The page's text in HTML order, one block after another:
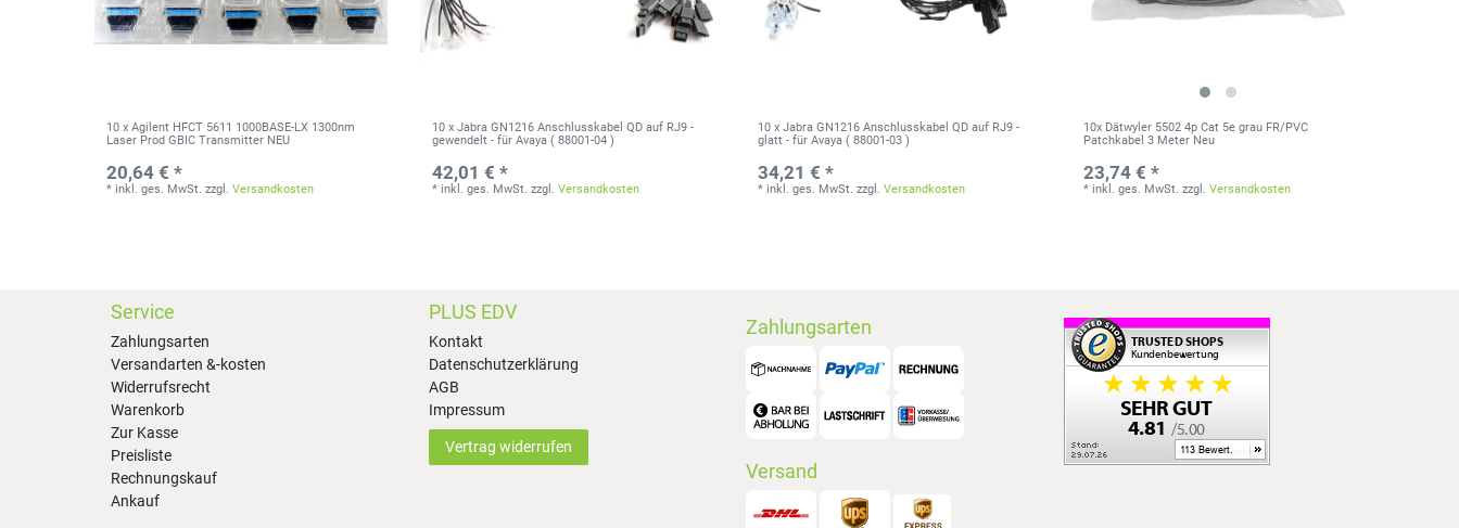
10 x Agilent HFCT 5611 1000BASE-LX 1300nm
Laser Prod GBIC Transmitter NEU
20,64 € *
* inkl. ges. MwSt. zzgl.Versandkosten
10 x Jabra GN1216 Anschlusskabel QD auf RJ9 -
gewendelt - für Avaya ( 88001-04 )
42,01 € *
* inkl. ges. MwSt. zzgl.Versandkosten
10 x Jabra GN1216 Anschlusskabel QD auf RJ9 -
glatt - für Avaya ( 88001-03 )
34,21 € *
* inkl. ges. MwSt. zzgl.Versandkosten
10x Dätwyler 5502 4p Cat 5e grau FR/PVC
Patchkabel 3 Meter Neu
23,74 € *
* inkl. ges. MwSt. zzgl.Versandkosten
Service
Zahlungsarten
Versandarten &-kosten
Widerrufsrecht
Warenkorb
Zur Kasse
Preisliste
Rechnungskauf
Ankauf
PLUS EDV
Kontakt
Datenschutzerklärung
AGB
Impressum
Vertrag widerrufen
Zahlungsarten
Versand